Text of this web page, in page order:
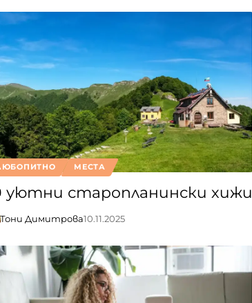
МЕСТА
уютни старопланински хижи
Тони Димитрова10.11.2025